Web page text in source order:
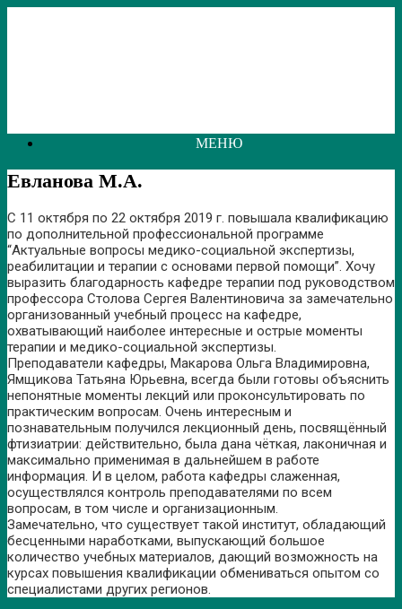
МЕНЮ
Евланова М.А.
С 11 октября по 22 октября 2019 г. повышала квалификацию
по дополнительной профессиональной программе
“Актуальные вопросы медико-социальной экспертизы,
реабилитации и терапии с основами первой помощи”. Хочу
выразить благодарность кафедре терапии под руководством
профессора Столова Сергея Валентиновича за замечательно
организованный учебный процесс на кафедре,
охватывающий наиболее интересные и острые моменты
терапии и медико-социальной экспертизы.
Преподаватели кафедры, Макарова Ольга Владимировна,
Ямщикова Татьяна Юрьевна, всегда были готовы объяснить
непонятные моменты лекций или проконсультировать по
практическим вопросам. Очень интересным и
познавательным получился лекционный день, посвящённый
фтизиатрии: действительно, была дана чёткая, лаконичная и
максимально применимая в дальнейшем в работе
информация. И в целом, работа кафедры слаженная,
осуществлялся контроль преподавателями по всем
вопросам, в том числе и организационным.
Замечательно, что существует такой институт, обладающий
бесценными наработками, выпускающий большое
количество учебных материалов, дающий возможность на
курсах повышения квалификации обмениваться опытом со
специалистами других регионов.